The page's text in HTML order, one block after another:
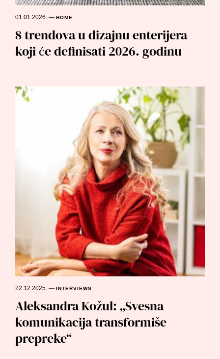
01.01.2026.—HOME
8 trendova u dizajnu enterijera
koji će definisati 2026. godinu
22.12.2025.—INTERVIEWS
Aleksandra Kožul: „Svesna
komunikacija transformiše
prepreke“